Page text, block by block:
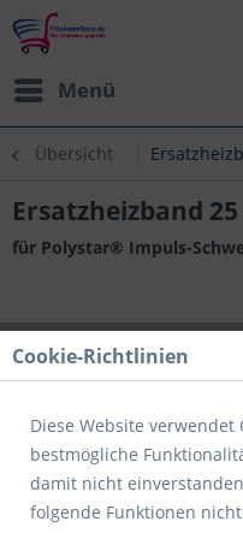
Menü
Übersicht
Ersatzheizband
für Polystar® Impuls-
Cookie-Richtlinien
Diese Website verwendet
bestmögliche
damit nicht
folgende Funktionen